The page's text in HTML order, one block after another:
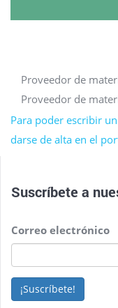
Proveedor de
Proveedor de
Para poder escribir
darse de alta en el
Suscríbete a
Correo electrónico
¡Suscríbete!